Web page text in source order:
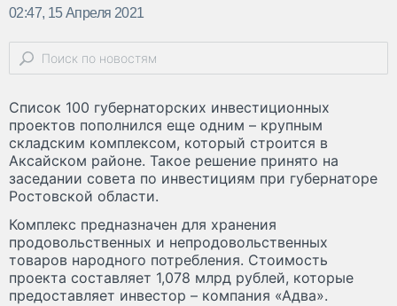
02:47, 15 Апреля 2021
Список 100 губернаторских инвестиционных
проектов пополнился еще одним – крупным
складским комплексом, который строится в
Аксайском районе. Такое решение принято на
заседании совета по инвестициям при губернаторе
Ростовской области.
Комплекс предназначен для хранения
продовольственных и непродовольственных
товаров народного потребления. Стоимость
проекта составляет 1,078 млрд рублей, которые
предоставляет инвестор – компания «Адва».